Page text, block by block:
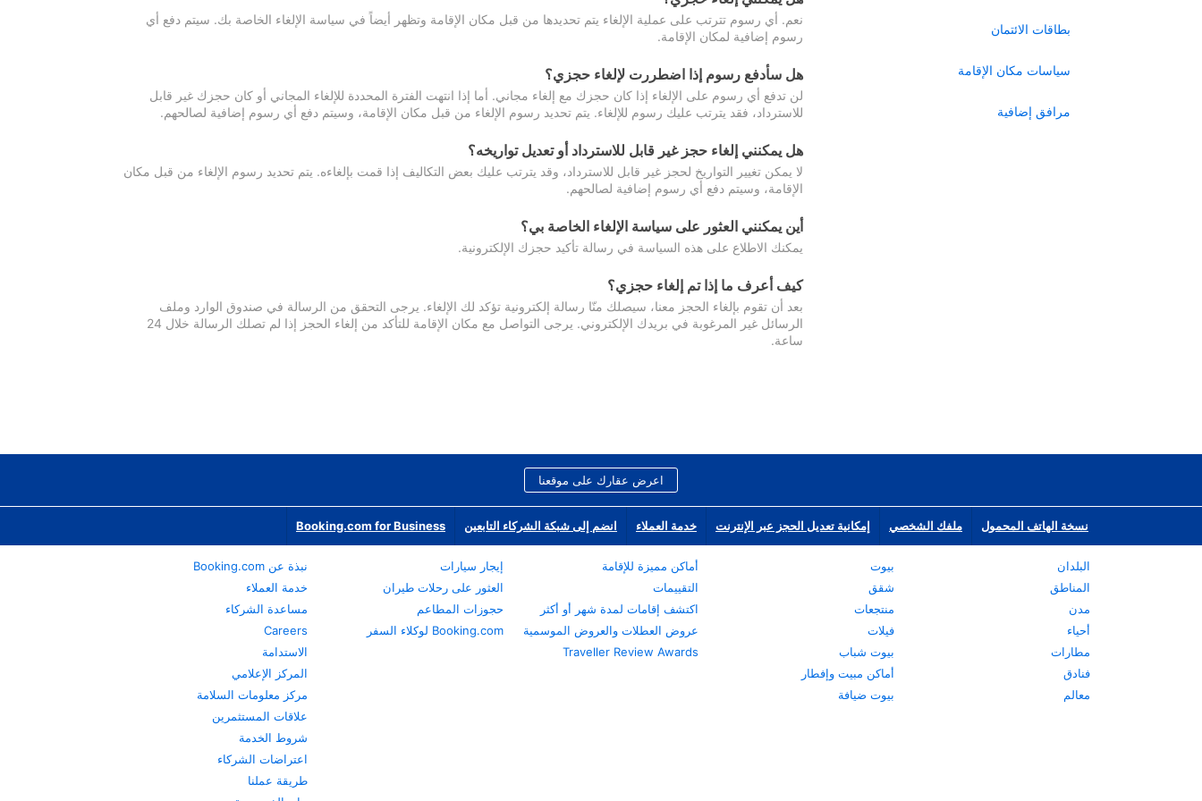
بطاقات الائتمان
سياسات مكان الإقامة
مرافق إضافية
نعم. أي رسوم تترتب على عملية الإلغاء يتم تحديدها من قبل مكان الإقامة وتظهر أيضاً في سياسة الإلغاء الخاصة بك. سيتم دفع أي
رسوم إضافية لمكان الإقامة.
هل سأدفع رسوم إذا اضطررت لإلغاء حجزي؟
لن تدفع أي رسوم على الإلغاء إذا كان حجزك مع إلغاء مجاني. أما إذا انتهت الفترة المحددة للإلغاء المجاني أو كان حجزك غير قابل
للاسترداد، فقد يترتب عليك رسوم للإلغاء. يتم تحديد رسوم الإلغاء من قبل مكان الإقامة، وسيتم دفع أي رسوم إضافية لصالحهم.
هل يمكنني إلغاء حجز غير قابل للاسترداد أو تعديل تواريخه؟
لا يمكن تغيير التواريخ لحجز غير قابل للاسترداد، وقد يترتب عليك بعض التكاليف إذا قمت بإلغاءه. يتم تحديد رسوم الإلغاء من قبل مكان
الإقامة، وسيتم دفع أي رسوم إضافية لصالحهم.
أين يمكنني العثور على سياسة الإلغاء الخاصة بي؟
يمكنك الاطلاع على هذه السياسة في رسالة تأكيد حجزك الإلكترونية.
كيف أعرف ما إذا تم إلغاء حجزي؟
بعد أن تقوم بإلغاء الحجز معنا، سيصلك منّا رسالة إلكترونية تؤكد لك الإلغاء. يرجى التحقق من الرسالة في صندوق الوارد وملف
الرسائل غير المرغوبة في بريدك الإلكتروني. يرجى التواصل مع مكان الإقامة للتأكد من إلغاء الحجز إذا لم تصلك الرسالة خلال 24
ساعة.
اعرض عقارك على موقعنا
نسخة الهاتف المحمول ملفك الشخصي إمكانية تعديل الحجز عبر الإنترنت خدمة العملاء انضم إلى شبكة الشركاء التابعين Booking.com for Business
البلدان
المناطق
مدن
أحياء
مطارات
فنادق
معالم
بيوت
شقق
منتجعات
فيلات
بيوت شباب
أماكن مبيت وإفطار
بيوت ضيافة
أماكن مميزة للإقامة
التقييمات
اكتشف إقامات لمدة شهر أو أكثر
عروض العطلات والعروض الموسمية
Traveller Review Awards
إيجار سيارات
العثور على رحلات طيران
حجوزات المطاعم
Booking.com لوكلاء السفر
نبذة عن Booking.com
خدمة العملاء
مساعدة الشركاء
Careers
الاستدامة
المركز الإعلامي
مركز معلومات السلامة
علاقات المستثمرين
شروط الخدمة
اعتراضات الشركاء
طريقة عملنا